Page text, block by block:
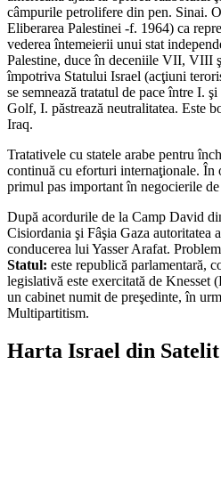
câmpurile petrolifere din pen. Sinai.
Eliberarea Palestinei -f. 1964) ca
vederea înte­meierii unui stat
Palestine, duce în deceniile VII, VIII
împotriva Statului Israel (acţiuni
se semnează tratatul de pace între I.
Golf, I. păstrează neutralitatea. Este
Iraq.
Tratativele cu statele arabe pentru
continuă cu eforturi inter­naţionale. În
primul pas impor­tant în negocierile de
După acordurile de la Camp David
Cisiordania şi Fâşia Gaza au­toritatea
conducerea lui Yasser Arafat.
Statul: este republică parlamentară,
legislativă este exercitată de Knesset
un cabinet numit de preşedinte, în
Multipartitism.
Harta Israel din Satelit